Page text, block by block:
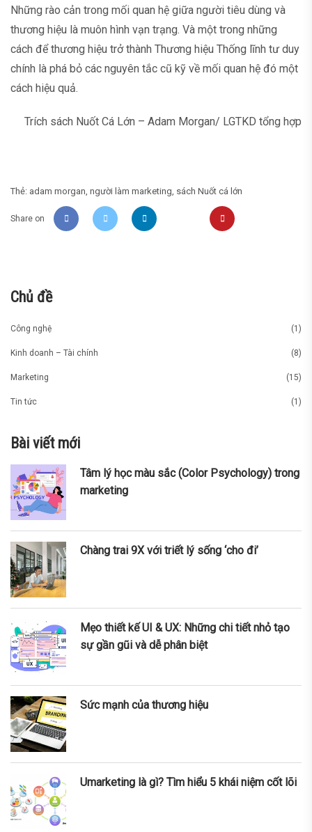
Những rào cản trong mối quan hệ giữa người tiêu dùng và
thương hiệu là muôn hình vạn trạng. Và một trong những
cách để thương hiệu trở thành Thương hiệu Thống lĩnh tư duy
chính là phá bỏ các nguyên tắc cũ kỹ về mối quan hệ đó một
cách hiệu quả.
Trích sách Nuốt Cá Lớn – Adam Morgan/ LGTKD tổng hợp
Thẻ: adam morgan người làm marketing sách Nuốt cá lớn
Share on
Chủ đề
Công nghệ (1)
Kinh doanh – Tài chính (8)
Marketing (15)
Tin tức (1)
Bài viết mới
Tâm lý học màu sắc (Color Psychology) trong
marketing
Chàng trai 9X với triết lý sống ‘cho đi’
Mẹo thiết kế UI & UX: Những chi tiết nhỏ tạo
sự gần gũi và dễ phân biệt
Sức mạnh của thương hiệu
Umarketing là gì? Tìm hiểu 5 khái niệm cốt lõi